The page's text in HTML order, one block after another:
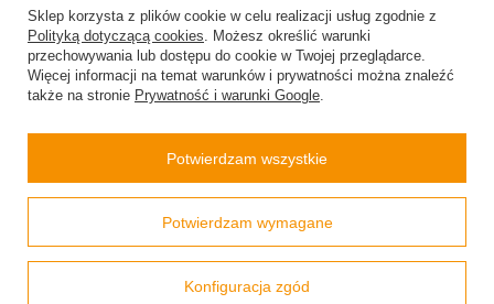
Pomoc
504199123 sklep@barberinis.pl
,32-087Bibice
W sklepie prezentujemy ceny brutto (z VAT).
Stawki VAT dla konsumentów z kraju:Polska.
Sklep korzysta z plików cookie w celu realizacji usług zgodnie z
Polityką dotyczącą cookies. Możesz określić warunki
przechowywania lub dostępu do cookie w Twojej przeglądarce.
Więcej informacji na temat warunków i prywatności można znaleźć
także na stronie Prywatność i warunki Google.
Potwierdzam wymagane
Konfiguracja zgód
Potwierdzam wszystkie